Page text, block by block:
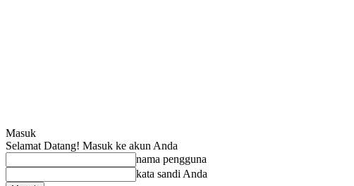
Masuk
Selamat Datang! Masuk ke akun Anda
nama pengguna
kata sandi Anda